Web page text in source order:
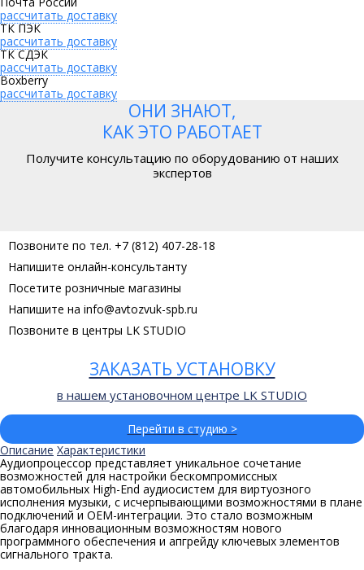
рассчитать доставку
ТК ПЭК
рассчитать доставку
ТК СДЭК
рассчитать доставку
Boxberry
рассчитать доставку
ОНИ ЗНАЮТ,
КАК ЭТО РАБОТАЕТ
Получите консультацию по оборудованию от наших
экспертов
Позвоните по тел. +7 (812) 407-28-18
Напишите онлайн-консультанту
Посетите розничные магазины
Напишите на info@avtozvuk-spb.ru
Позвоните в центры LK STUDIO
ЗАКАЗАТЬ УСТАНОВКУ
в нашем установочном центре LK STUDIO
Перейти в студию >
Описание Характеристики
Аудиопроцессор представляет уникальное сочетание
возможностей для настройки бескомпромиссных
автомобильных High-End аудиосистем для виртуозного
исполнения музыки, с исчерпывающими возможностями в плане
подключений и ОЕМ-интеграции. Это стало возможным
благодаря инновационным возможностям нового
программного обеспечения и апгрейду ключевых элементов
сигнального тракта.